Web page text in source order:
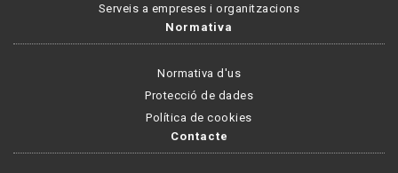
Serveis a empreses i organitzacions
Normativa
Normativa d'us
Protecció de dades
Política de cookies
Contacte